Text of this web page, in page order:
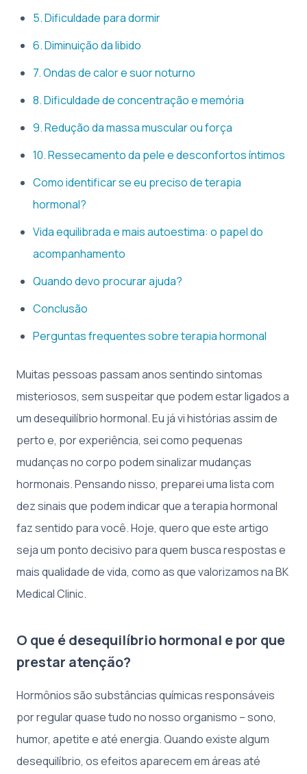
5. Dificuldade para dormir
6. Diminuição da libido
7. Ondas de calor e suor noturno
8. Dificuldade de concentração e memória
9. Redução da massa muscular ou força
10. Ressecamento da pele e desconfortos íntimos
Como identificar se eu preciso de terapia
hormonal?
Vida equilibrada e mais autoestima: o papel do
acompanhamento
Quando devo procurar ajuda?
Conclusão
Perguntas frequentes sobre terapia hormonal
Muitas pessoas passam anos sentindo sintomas
misteriosos, sem suspeitar que podem estar ligados a
um desequilíbrio hormonal. Eu já vi histórias assim de
perto e, por experiência, sei como pequenas
mudanças no corpo podem sinalizar mudanças
hormonais. Pensando nisso, preparei uma lista com
dez sinais que podem indicar que a terapia hormonal
faz sentido para você. Hoje, quero que este artigo
seja um ponto decisivo para quem busca respostas e
mais qualidade de vida, como as que valorizamos na BK
Medical Clinic.
O que é desequilíbrio hormonal e por que
prestar atenção?
Hormônios são substâncias químicas responsáveis
por regular quase tudo no nosso organismo – sono,
humor, apetite e até energia. Quando existe algum
desequilíbrio, os efeitos aparecem em áreas até